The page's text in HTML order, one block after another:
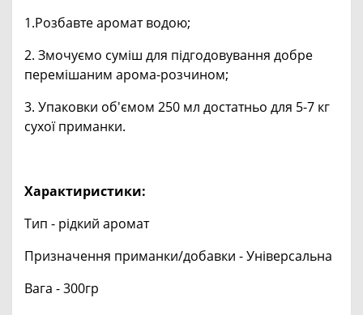
1.Розбавте аромат водою;
2. Змочуємо суміш для підгодовування добре
перемішаним арома-розчином;
3. Упаковки об'ємом 250 мл достатньо для 5-7 кг
сухої приманки.
Характиристики:
Тип - рідкий аромат
Призначення приманки/добавки - Універсальна
Вага - 300гр